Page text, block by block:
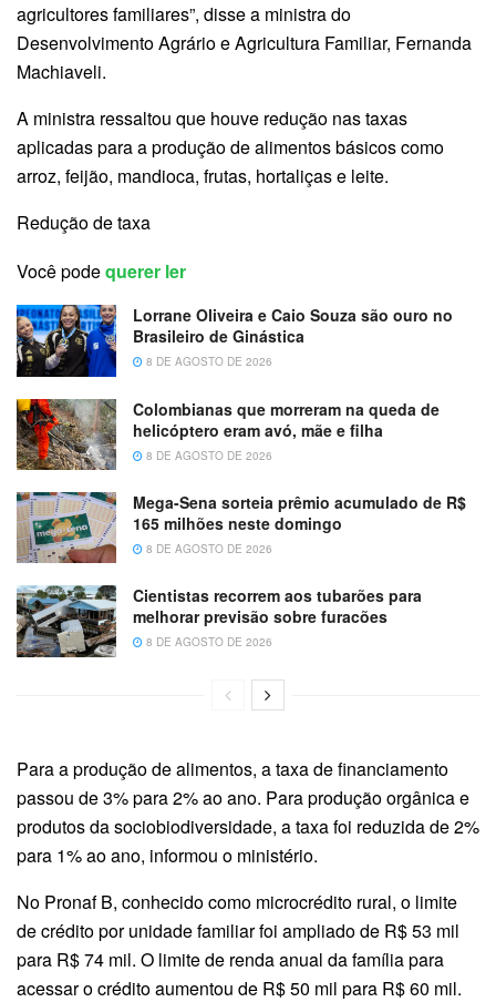
agricultores familiares”, disse a ministra do
Desenvolvimento Agrário e Agricultura Familiar, Fernanda
Machiaveli.
A ministra ressaltou que houve redução nas taxas
aplicadas para a produção de alimentos básicos como
arroz, feijão, mandioca, frutas, hortaliças e leite.
Redução de taxa
Você podequerer ler
Lorrane Oliveira e Caio Souza são ouro no
Brasileiro de Ginástica
8 DE AGOSTO DE 2026
Colombianas que morreram na queda de
helicóptero eram avó, mãe e filha
8 DE AGOSTO DE 2026
Mega-Sena sorteia prêmio acumulado de R$
165 milhões neste domingo
8 DE AGOSTO DE 2026
Cientistas recorrem aos tubarões para
melhorar previsão sobre furacões
8 DE AGOSTO DE 2026
Para a produção de alimentos, a taxa de financiamento
passou de 3% para 2% ao ano. Para produção orgânica e
produtos da sociobiodiversidade, a taxa foi reduzida de 2%
para 1% ao ano, informou o ministério.
No Pronaf B, conhecido como microcrédito rural, o limite
de crédito por unidade familiar foi ampliado de R$ 53 mil
para R$ 74 mil. O limite de renda anual da família para
acessar o crédito aumentou de R$ 50 mil para R$ 60 mil.